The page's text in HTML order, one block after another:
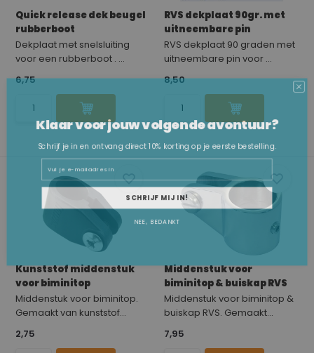
Quick release dek beugel
rubberboot
Dekplaat met snelsluiting
voor een rubberboot . ...
6,75
RVS dekplaat 90gr. met
uitneembare pin
RVS dekplaat 90 graden met
uitneembare pin voor ...
8,50
Kunststof middenstuk
voor biminitop
Middenstuk voor biminitop.
Gemaakt van kunststof...
2,75
Middenstuk voor
biminitop & buiskap RVS
Middenstuk voor biminitop &
buiskap RVS. Gemaakt...
7,95
Klaar voor jouw volgende avontuur?
Schrijf je in en ontvang direct 10% korting op je eerste bestelling.
Email
SCHRIJF MIJ IN!
NEE, BEDANKT